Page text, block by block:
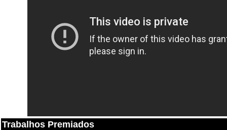
Trabalhos Premiados